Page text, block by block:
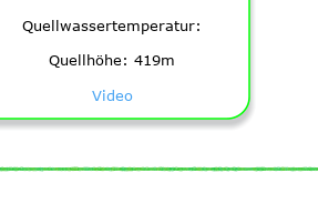
Quellwassertemperatur:
Quellhöhe: 419m
Video